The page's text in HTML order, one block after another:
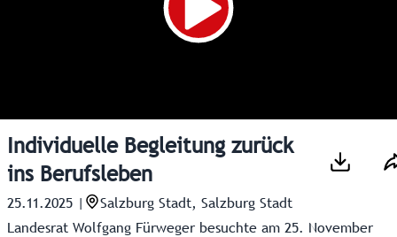
Individuelle Begleitung zurück
ins Berufsleben
25.11.2025
Salzburg Stadt, Salzburg Stadt
Landesrat Wolfgang Fürweger besuchte am 25. November